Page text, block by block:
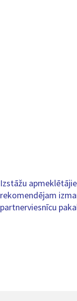
Izstāžu
rekomendējam
partnerviesnīcu